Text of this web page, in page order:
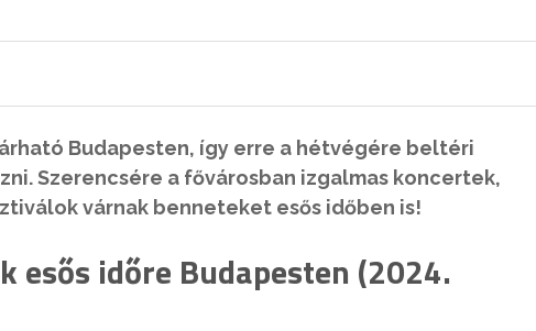
Budapesten, így erre a hétvégére beltéri
Szerencsére a fővárosban izgalmas koncertek,
várnak benneteket esős időben is!
esős időre Budapesten (2024.